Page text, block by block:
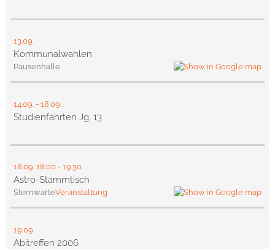
13.09.
Kommunalwahlen
Pausenhalle
14.09. - 18.09.
Studienfahrten Jg. 13
18.09. 18:00 - 19:30
Astro-Stammtisch
SternwarteVeranstaltung
19.09.
Abitreffen 2006